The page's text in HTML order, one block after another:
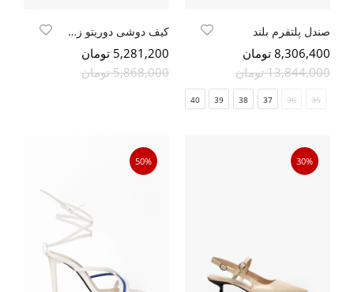
صندل پلتفرم بلند
8,306,400 تومان
13,844,000 تومان
35
36
37
38
39
40
کیف دوشی دوریتو زرشکی
5,281,200 تومان
5,868,000 تومان
30%
50%